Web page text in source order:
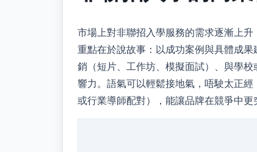
市場上對非聯招入學服務的需求逐漸上
重點在於說故事：以成功案例與具體成
銷（短片、工作坊、模擬面試）、與學
響力。語氣可以輕鬆接地氣，唔駛太正
或行業導師配對），能讓品牌在競爭中更